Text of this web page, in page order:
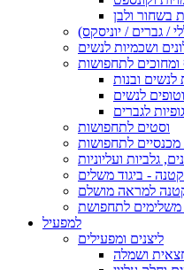
בשחור ולבן
/ גברים / יוניסקס)
ושכמיות לנשים
ומחוכים לתחפושות
לנשים ובנות
לנשים
לגברים
וסטים לתחפושות
גלביות ועליוניות
- ביגוד משלים
למראה מושלם
משלימים לתחפושת
למפעיל
ליצנים ומפעילים
ושמלה